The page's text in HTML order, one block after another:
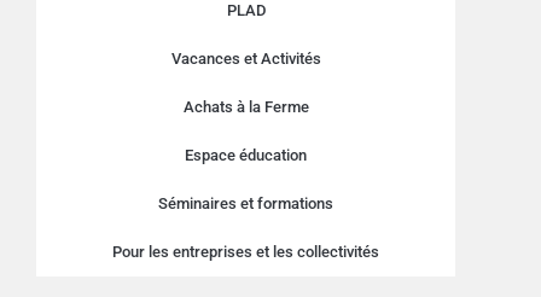
PLAD
Vacances et Activités
Achats à la Ferme
Espace éducation
Séminaires et formations
Pour les entreprises et les collectivités